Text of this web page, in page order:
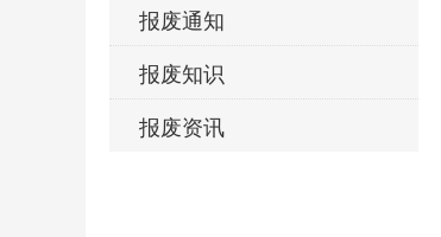
报废通知
报废知识
报废资讯